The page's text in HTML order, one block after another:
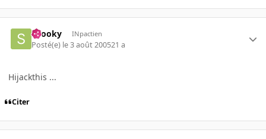
snooky INpactien
Posté(e) le 3 août 200521 a
Hijackthis ...
Citer